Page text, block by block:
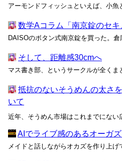
数学Aコラム「南京錠のセキ
そして、距離感30cmへ
抵抗のないそうめんの太さ
いて
AIでライブ感のあるオーガ